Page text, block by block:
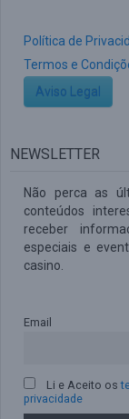
Política de
Termos e
Aviso Legal
NEWSLETTER
Não perca as
conteúdos
receber
especiais e
casino.
Email
Li e Aceito os
privacidade